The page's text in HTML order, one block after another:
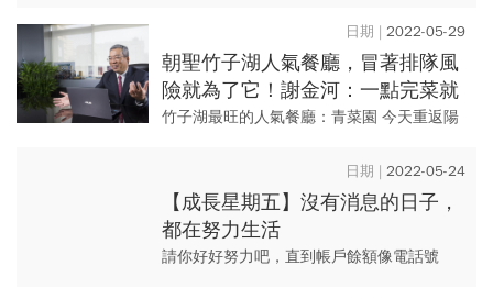
救，歷經4個月休養逐漸康復，女友依依在旁
照護，週一(6/...
2022-05-29
朝聖竹子湖人氣餐廳，冒著排隊風
險就為了它！謝金河：一點完菜就
上來了，原來是客製化SOP模式
竹子湖最旺的人氣餐廳：青菜園 今天重返陽
鞍部直上大屯，再從大坪下，上南峰，從西
峰下來。台北下了半...
2022-05-24
【成長星期五】沒有消息的日子，
都在努力生活
請你好好努力吧，直到帳戶餘額像電話號